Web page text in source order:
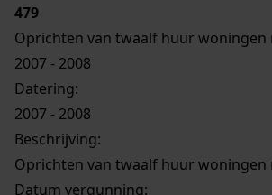
479
Oprichten van twaalf huur woningen
2007 - 2008
Datering:
2007 - 2008
Beschrijving:
Oprichten van twaalf huur
Datum vergunning: